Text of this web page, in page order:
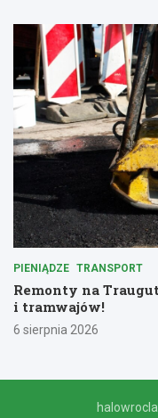
PIENIĄDZE TRANSPORT
Remonty na
i tramwajów!
6 sierpnia 2026